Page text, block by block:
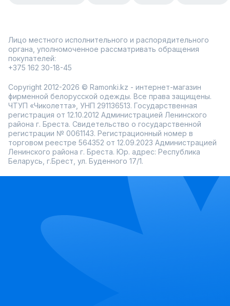
Лицо местного исполнительного и распорядительного
органа, уполномоченное рассматривать обращения
покупателей:
+375 162 30-18-45
Copyright 2012-2026 © Ramonki.kz - интернет-магазин
фирменной белорусской одежды. Все права защищены.
ЧТУП «Чиколетта», УНП 291136513. Государственная
регистрация от 12.10.2012 Администрацией Ленинского
района г. Бреста. Свидетельство о государственной
регистрации № 0061143. Регистрационный номер в
торговом реестре 564352 от 12.09.2023 Администрацией
Ленинского района г. Бреста. Юр. адрес: Республика
Беларусь, г.Брест, ул. Буденного 17/1.